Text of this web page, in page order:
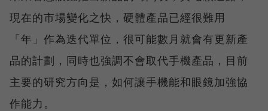
現在的市場變化之快，硬體產品已經很難用
「年」作為迭代單位，很可能數月就會有更新產
品的計劃，同時也強調不會取代手機產品，目前
主要的研究方向是，如何讓手機能和眼鏡加強協
作能力。